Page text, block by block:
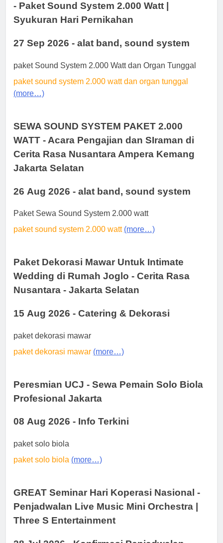
- Paket Sound System 2.000 Watt |
Syukuran Hari Pernikahan
27 Sep 2026 - alat band, sound system
paket Sound System 2.000 Watt dan Organ Tunggal
paket sound system 2.000 watt dan organ tunggal
(more…)
SEWA SOUND SYSTEM PAKET 2.000
WATT - Acara Pengajian dan SIraman di
Cerita Rasa Nusantara Ampera Kemang
Jakarta Selatan
26 Aug 2026 - alat band, sound system
Paket Sewa Sound System 2.000 watt
paket sound system 2.000 watt (more…)
Paket Dekorasi Mawar Untuk Intimate
Wedding di Rumah Joglo - Cerita Rasa
Nusantara - Jakarta Selatan
15 Aug 2026 - Catering & Dekorasi
paket dekorasi mawar
paket dekorasi mawar (more…)
Peresmian UCJ - Sewa Pemain Solo Biola
Profesional Jakarta
08 Aug 2026 - Info Terkini
paket solo biola
paket solo biola (more…)
GREAT Seminar Hari Koperasi Nasional -
Penjadwalan Live Music Mini Orchestra |
Three S Entertainment